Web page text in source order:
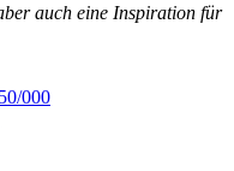
auch eine Inspiration für
000